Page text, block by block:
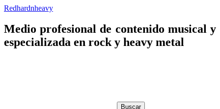
Redhardnheavy
Medio profesional de contenido musical y
especializada en rock y heavy metal